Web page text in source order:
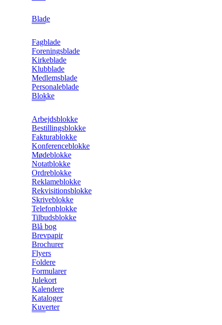
Blade
Fagblade
Foreningsblade
Kirkeblade
Klubblade
Medlemsblade
Personaleblade
Blokke
Arbejdsblokke
Bestillingsblokke
Fakturablokke
Konferenceblokke
Mødeblokke
Notatblokke
Ordreblokke
Reklameblokke
Rekvisitionsblokke
Skriveblokke
Telefonblokke
Tilbudsblokke
Blå bog
Brevpapir
Brochurer
Flyers
Foldere
Formularer
Julekort
Kalendere
Kataloger
Kuverter